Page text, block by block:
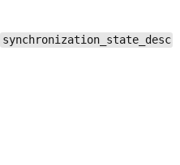
synchronization_state_desc